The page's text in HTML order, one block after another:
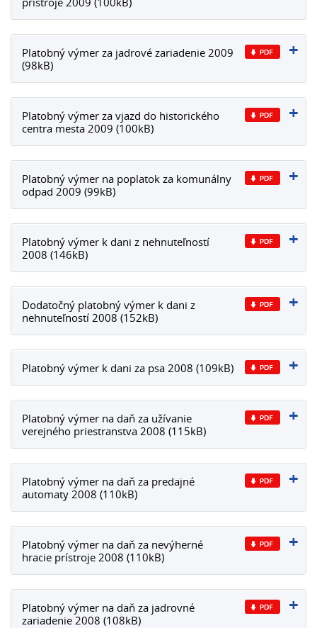
Platobný výmer za jadrové zariadenie 2009
(98kB)
Platobný výmer za vjazd do historického
centra mesta 2009 (100kB)
Platobný výmer na poplatok za komunálny
odpad 2009 (99kB)
Platobný výmer k dani z nehnuteľností
2008 (146kB)
Dodatočný platobný výmer k dani z
nehnuteľností 2008 (152kB)
Platobný výmer k dani za psa 2008 (109kB)
Platobný výmer na daň za užívanie
verejného priestranstva 2008 (115kB)
Platobný výmer na daň za predajné
automaty 2008 (110kB)
Platobný výmer na daň za nevýherné
hracie prístroje 2008 (110kB)
Platobný výmer na daň za jadrovné
zariadenie 2008 (108kB)